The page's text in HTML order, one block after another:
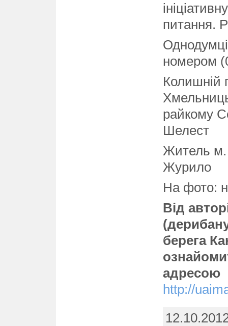
питання.
номером
Колишній
райкому
Шелест
Житель
Журило
На фото:
Від
берега
адресою
http://